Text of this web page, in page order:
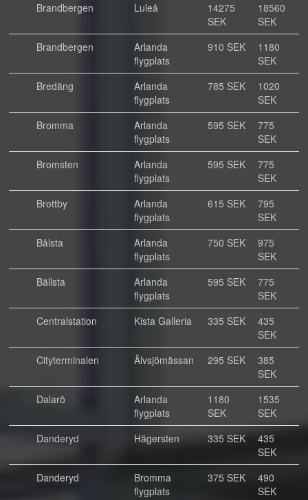
Brandbergen
Luleå
14275
SEK
18560
SEK
Brandbergen
Arlanda
flygplats
910 SEK
1180
SEK
Bredäng
Arlanda
flygplats
785 SEK
1020
SEK
Bromma
Arlanda
flygplats
595 SEK
775
SEK
Bromsten
Arlanda
flygplats
595 SEK
775
SEK
Brottby
Arlanda
flygplats
615 SEK
795
SEK
Bålsta
Arlanda
flygplats
750 SEK
975
SEK
Bällsta
Arlanda
flygplats
595 SEK
775
SEK
Centralstation
Kista Galleria 335 SEK
435
SEK
Cityterminalen
Älvsjömässan 295 SEK
385
SEK
Dalarö
Arlanda
flygplats
1180
SEK
1535
SEK
Danderyd
Hägersten 335 SEK
435
SEK
Danderyd
Bromma
flygplats
375 SEK
490
SEK